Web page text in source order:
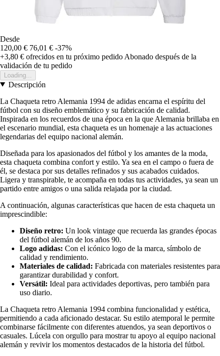
Desde
120,00 € 76,01 € -37%
+3,80 € ofrecidos en tu próximo pedido Abonado después de la
validación de tu pedido
Loading...
Descripción
La Chaqueta retro Alemania 1994 de adidas encarna el espíritu del
fútbol con su diseño emblemático y su fabricación de calidad.
Inspirada en los recuerdos de una época en la que Alemania brillaba en
el escenario mundial, esta chaqueta es un homenaje a las actuaciones
legendarias del equipo nacional alemán.
Diseñada para los apasionados del fútbol y los amantes de la moda,
esta chaqueta combina confort y estilo. Ya sea en el campo o fuera de
él, se destaca por sus detalles refinados y sus acabados cuidados.
Ligera y transpirable, te acompaña en todas tus actividades, ya sean un
partido entre amigos o una salida relajada por la ciudad.
A continuación, algunas características que hacen de esta chaqueta un
imprescindible:
Diseño retro: Un look vintage que recuerda las grandes épocas
del fútbol alemán de los años 90.
Logo adidas: Con el icónico logo de la marca, símbolo de
calidad y rendimiento.
Materiales de calidad: Fabricada con materiales resistentes para
garantizar durabilidad y confort.
Versátil: Ideal para actividades deportivas, pero también para
uso diario.
La Chaqueta retro Alemania 1994 combina funcionalidad y estética,
permitiendo a cada aficionado destacar. Su estilo atemporal le permite
combinarse fácilmente con diferentes atuendos, ya sean deportivos o
casuales. Lúcela con orgullo para mostrar tu apoyo al equipo nacional
alemán y revivir los momentos destacados de la historia del fútbol.